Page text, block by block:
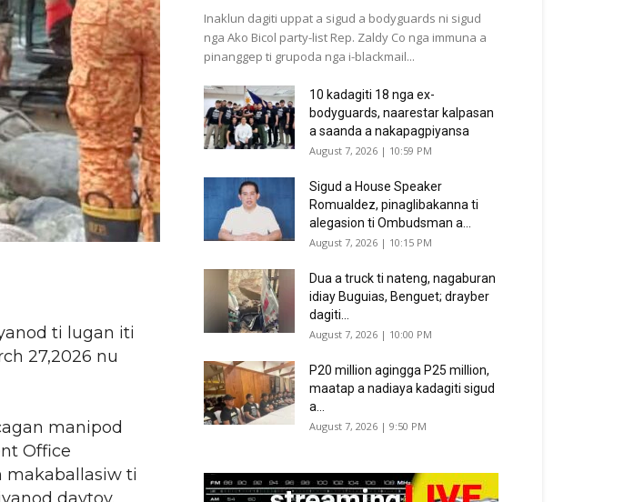
ti lugan iti
27,2026 nu
manipod
Office
makaballasiw ti
Inaklun dagiti uppat a sigud a bodyguards ni sigud
nga Ako Bicol party-list Rep. Zaldy Co nga immuna a
pinanggep ti grupoda nga i-blackmail...
10 kadagiti 18 nga ex-
bodyguards, naarestar kalpasan
a saanda a nakapagpiyansa
August 7, 2026 | 10:59 PM
Sigud a House Speaker
Romualdez, pinaglibakanna ti
alegasion ti Ombudsman a...
August 7, 2026 | 10:15 PM
Dua a truck ti nateng, nagaburan
idiay Buguias, Benguet; drayber
dagiti...
August 7, 2026 | 10:00 PM
P20 million agingga P25 million,
maatap a nadiaya kadagiti sigud
a...
August 7, 2026 | 9:50 PM